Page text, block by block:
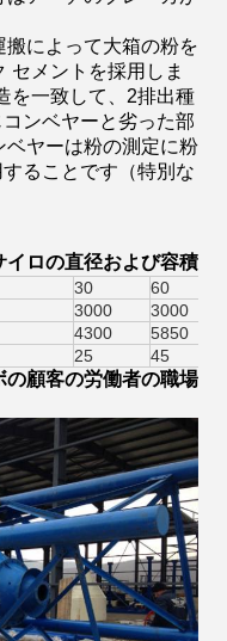
によって大箱の粉を
セメントを採用しま
を一致して、2排出種
ンベヤーと劣った部
ヤーは粉の測定に粉
ることです（特別な
ロの直径および容積
30
60
3000
3000
4300
5850
25 45
の顧客の労働者の職場